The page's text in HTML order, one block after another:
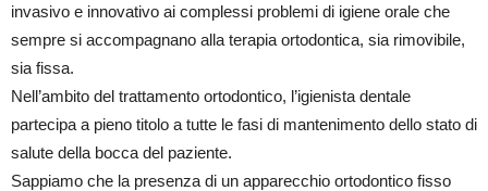
invasivo e innovativo ai complessi problemi di igiene orale che
sempre si accompagnano alla terapia ortodontica, sia rimovibile,
sia fissa.
Nell’ambito del trattamento ortodontico, l’igienista dentale
partecipa a pieno titolo a tutte le fasi di mantenimento dello stato di
salute della bocca del paziente.
Sappiamo che la presenza di un apparecchio ortodontico fisso